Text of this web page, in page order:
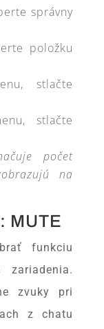
správny
položku
stlačte
stlačte
počet
na
MUTE
funkciu
zvuky pri
z chatu